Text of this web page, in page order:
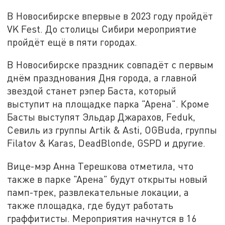
В Новосибирске впервые в 2023 году пройдёт
VK Fest. До столицы Сибири мероприятие
пройдёт ещё в пяти городах.
В Новосибирске праздник совпадёт с первым
днём празднования Дня города, а главной
звездой станет рэпер Баста, который
выступит на площадке парка "Арена". Кроме
Басты выступят Эльдар Джарахов, Feduk,
Севиль из группы Artik & Asti, OGBuda, группы
Filatov & Karas, DeadBlonde, GSPD и другие.
Вице-мэр Анна Терешкова отметила, что
также в парке "Арена" будут открыты новый
памп-трек, развлекательные локации, а
также площадка, где будут работать
граффитисты. Мероприятия начнутся в 16